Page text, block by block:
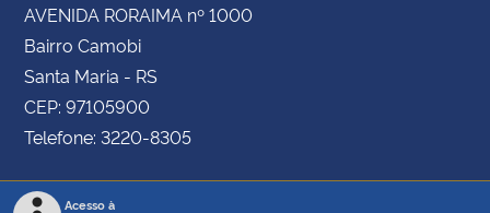
AVENIDA RORAIMA nº 1000
Bairro Camobi
Santa Maria - RS
CEP: 97105900
Telefone: 3220-8305
Acesso à